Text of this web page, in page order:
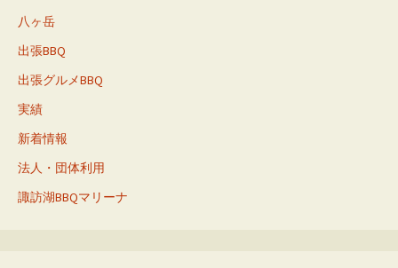
八ヶ岳
出張BBQ
出張グルメBBQ
実績
新着情報
法人・団体利用
諏訪湖BBQマリーナ